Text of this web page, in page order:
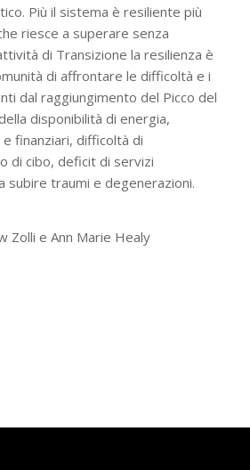
Più il sistema è resiliente più
riesce a superare senza
di Transizione la resilienza è
di affrontare le difficoltà e i
dal raggiungimento del Picco del
disponibilità di energia,
finanziari, difficoltà di
di cibo, deficit di servizi
subire traumi e degenerazioni.
Zolli e Ann Marie Healy